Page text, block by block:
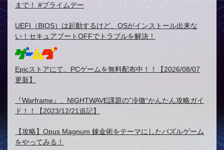
まで！ #プライムデー
UEFI（BIOS）は起動するけど、OSがインストール出来な
い！セキュアブートOFFでトラブルを解決！
Epicストアにて、PCゲームを無料配布中！！【2026/08/07
更新】
『Warframe』、NIGHTWAVE課題の”冷徹”かんたん攻略ガイ
ド！！【2023/12/21追記】
【攻略】Opus Magnum 錬金術をテーマにしたパズルゲーム
をやってみる！